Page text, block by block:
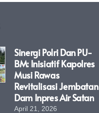
Sinergi Polri Dan PU-
BM: Inisiatif Kapolres
Musi Rawas
Revitalisasi Jembatan
Dam Inpres Air Satan
April 21, 2026